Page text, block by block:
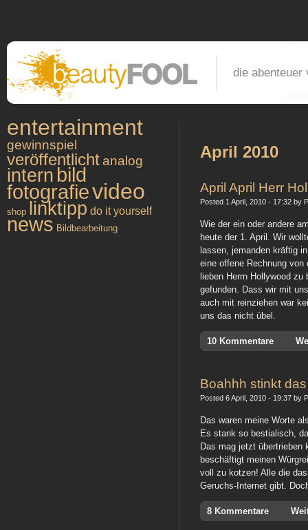
die abenteuer
entertainment
gewinnspiel
veröffentlicht analog
intern bild
fotografievideo
shop linktipp do it yourself
news Bildbearbeitung
April 2010
April April Herr
Posted 1 April, 2010 - 17:32 by
Wie der ein oder andere
heute der 1. April. Wir
lassen, jemanden kräftig
eine offene Rechnung
lieben Herrn Hollywood
gefunden. Dass wir mit
auch mit reinziehen war
uns das nicht übel.
10 Kommentare
Boahhh stinkt
Posted 6 April, 2010 - 19:37 by
Das waren meine Worte
Es stank so bestialisch,
Das mag jetzt übertrieben
beschäftigt meinen
voll zu kotzen! Alle die
Geruchs-Internet gibt.
8 Kommentare